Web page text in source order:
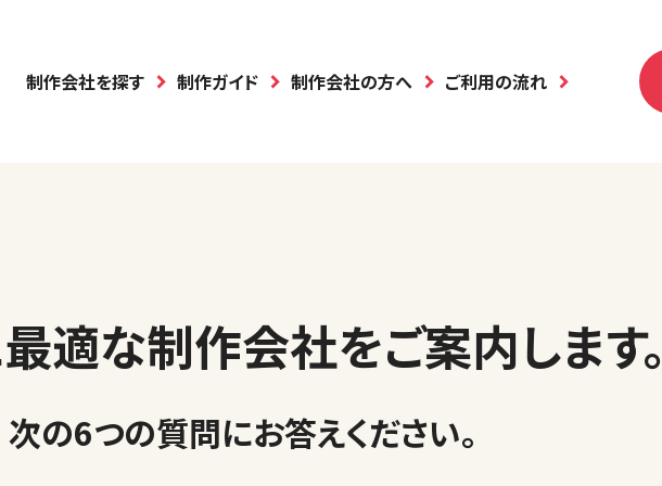
制作会社を探す 制作ガイド 制作会社の方へ ご利用の流れ
適な制作会社をご案内します。
次の6つの質問にお答えください。